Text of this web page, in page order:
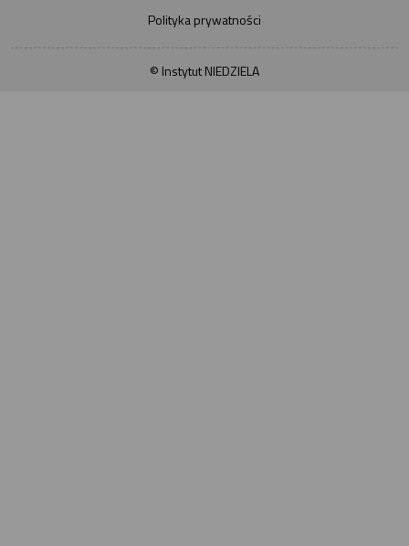
Polityka prywatności
© Instytut NIEDZIELA